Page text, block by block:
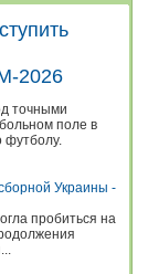
2026
точными
поле в
футболу.
Украины -
пробиться на